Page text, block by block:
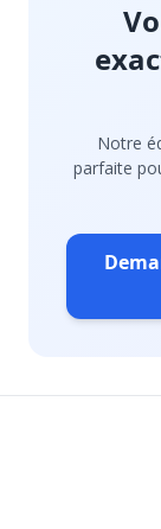
Notre
parfaite